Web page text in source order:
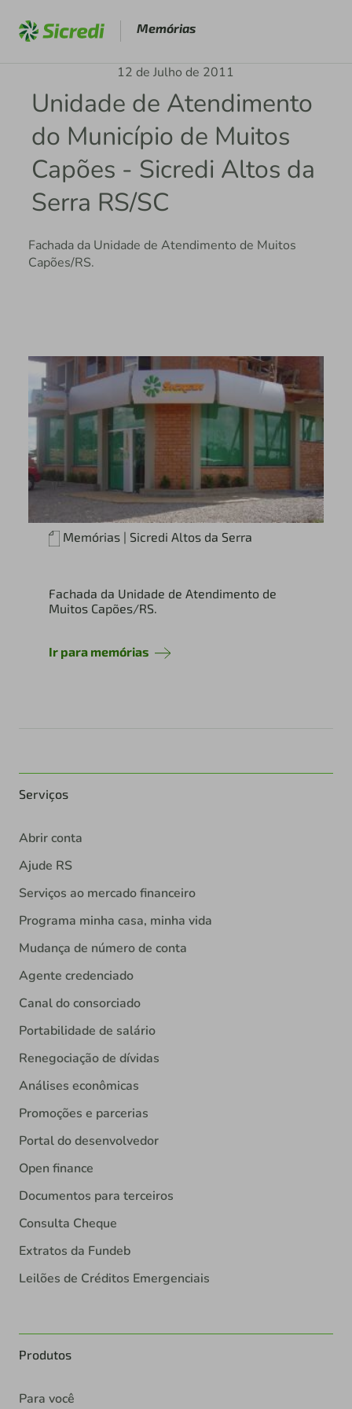
Memórias
12 de Julho de 2011
Unidade de Atendimento
do Município de Muitos
Capões - Sicredi Altos da
Serra RS/SC
Fachada da Unidade de Atendimento de Muitos
Capões/RS.
Memórias | Sicredi Altos da Serra
Fachada da Unidade de Atendimento de
Muitos Capões/RS.
Ir para memórias
Serviços
Abrir conta
Ajude RS
Serviços ao mercado financeiro
Programa minha casa, minha vida
Mudança de número de conta
Agente credenciado
Canal do consorciado
Portabilidade de salário
Renegociação de dívidas
Análises econômicas
Promoções e parcerias
Portal do desenvolvedor
Open finance
Documentos para terceiros
Consulta Cheque
Extratos da Fundeb
Leilões de Créditos Emergenciais
Produtos
Para você